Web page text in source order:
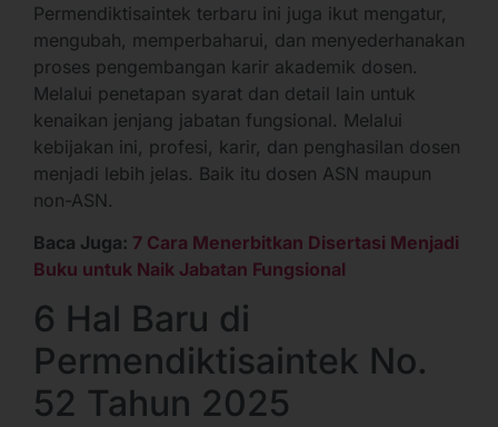
Permendiktisaintek terbaru ini juga ikut mengatur,
mengubah, memperbaharui, dan menyederhanakan
proses pengembangan karir akademik dosen.
Melalui penetapan syarat dan detail lain untuk
kenaikan jenjang jabatan fungsional. Melalui
kebijakan ini, profesi, karir, dan penghasilan dosen
menjadi lebih jelas. Baik itu dosen ASN maupun
non-ASN.
Baca Juga: 7 Cara Menerbitkan Disertasi Menjadi
Buku untuk Naik Jabatan Fungsional
6 Hal Baru di
Permendiktisaintek No.
52 Tahun 2025